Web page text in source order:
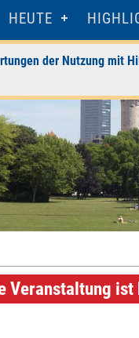
HEUTE
der Nutzung
Veranstaltung